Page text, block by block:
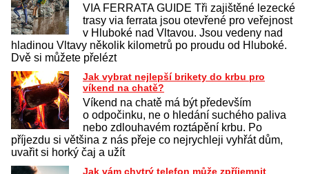
VIA FERRATA GUIDE Tři zajištěné lezecké
trasy via ferrata jsou otevřené pro veřejnost
v Hluboké nad Vltavou. Jsou vedeny nad
hladinou Vltavy několik kilometrů po proudu od Hluboké.
Dvě si můžete přelézt
Jak vybrat nejlepší brikety do krbu pro
víkend na chatě?
Víkend na chatě má být především
o odpočinku, ne o hledání suchého paliva
nebo zdlouhavém roztápění krbu. Po
příjezdu si většina z nás přeje co nejrychleji vyhřát dům,
uvařit si horký čaj a užít
Jak vám chytrý telefon může zpříjemnit